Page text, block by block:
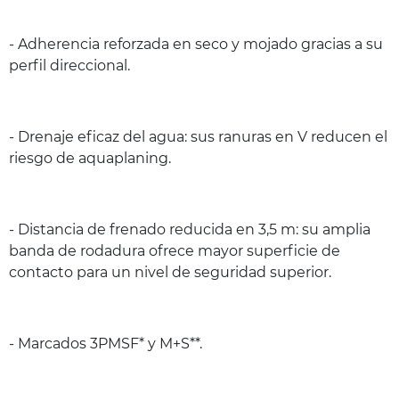
- Adherencia reforzada en seco y mojado gracias a su
perfil direccional.
- Drenaje eficaz del agua: sus ranuras en V reducen el
riesgo de aquaplaning.
- Distancia de frenado reducida en 3,5 m: su amplia
banda de rodadura ofrece mayor superficie de
contacto para un nivel de seguridad superior.
- Marcados 3PMSF* y M+S**.